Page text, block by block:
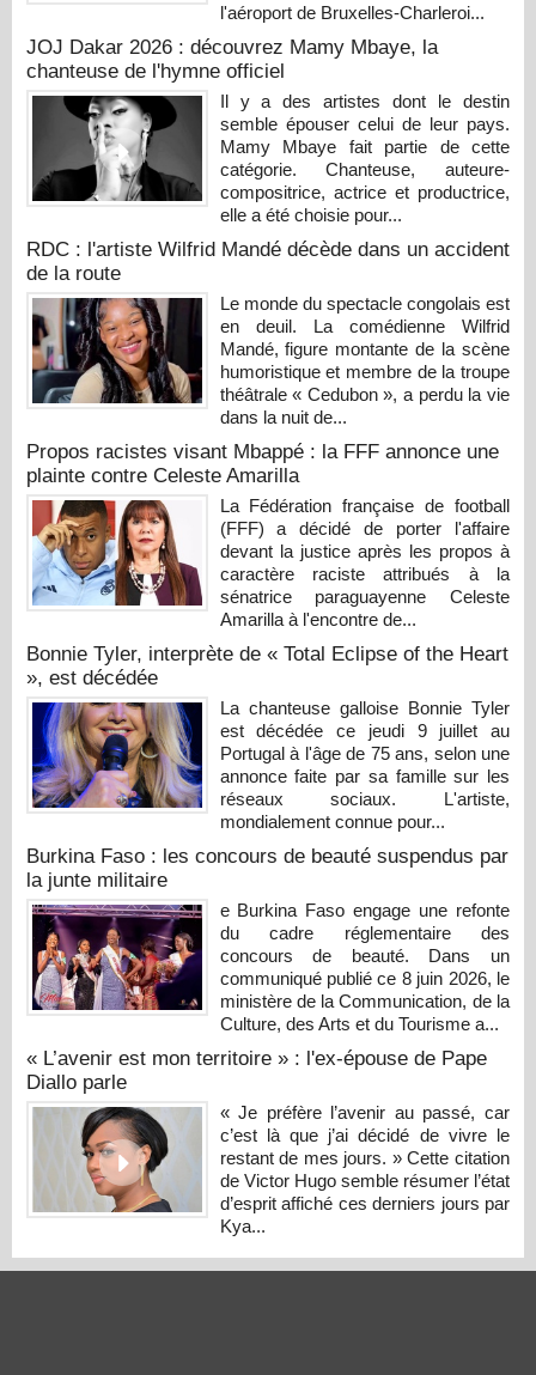
l'aéroport de Bruxelles-Charleroi...
JOJ Dakar 2026 : découvrez Mamy Mbaye, la
chanteuse de l'hymne officiel
Il y a des artistes dont le destin
semble épouser celui de leur pays.
Mamy Mbaye fait partie de cette
catégorie. Chanteuse, auteure-
compositrice, actrice et productrice,
elle a été choisie pour...
RDC : l'artiste Wilfrid Mandé décède dans un accident
de la route
Le monde du spectacle congolais est
en deuil. La comédienne Wilfrid
Mandé, figure montante de la scène
humoristique et membre de la troupe
théâtrale « Cedubon », a perdu la vie
dans la nuit de...
Propos racistes visant Mbappé : la FFF annonce une
plainte contre Celeste Amarilla
La Fédération française de football
(FFF) a décidé de porter l'affaire
devant la justice après les propos à
caractère raciste attribués à la
sénatrice paraguayenne Celeste
Amarilla à l'encontre de...
Bonnie Tyler, interprète de « Total Eclipse of the Heart
», est décédée
La chanteuse galloise Bonnie Tyler
est décédée ce jeudi 9 juillet au
Portugal à l'âge de 75 ans, selon une
annonce faite par sa famille sur les
réseaux sociaux. L'artiste,
mondialement connue pour...
Burkina Faso : les concours de beauté suspendus par
la junte militaire
e Burkina Faso engage une refonte
du cadre réglementaire des
concours de beauté. Dans un
communiqué publié ce 8 juin 2026, le
ministère de la Communication, de la
Culture, des Arts et du Tourisme a...
« L’avenir est mon territoire » : l'ex-épouse de Pape
Diallo parle
« Je préfère l’avenir au passé, car
c’est là que j’ai décidé de vivre le
restant de mes jours. » Cette citation
de Victor Hugo semble résumer l’état
d’esprit affiché ces derniers jours par
Kya...